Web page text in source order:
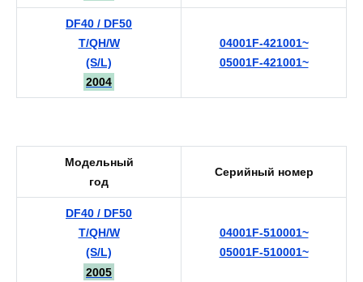
DF40 / DF50
T/QH/W
(S/L)
2004
04001F-421001~
05001F-421001~
Модельный
год
Серийный номер
DF40 / DF50
T/QH/W
(S/L)
2005
04001F-510001~
05001F-510001~